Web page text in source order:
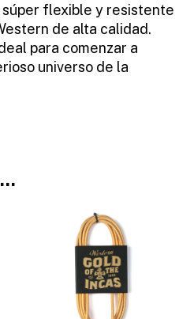
súper flexible y resistente
de alta calidad.
para comenzar a
universo de la